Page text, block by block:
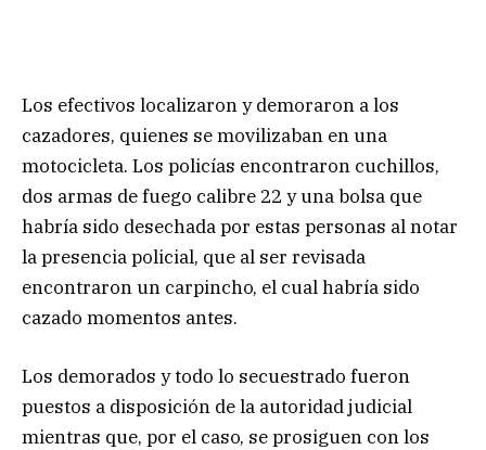
Los efectivos localizaron y demoraron a los
cazadores, quienes se movilizaban en una
motocicleta. Los policías encontraron cuchillos,
dos armas de fuego calibre 22 y una bolsa que
habría sido desechada por estas personas al notar
la presencia policial, que al ser revisada
encontraron un carpincho, el cual habría sido
cazado momentos antes.
Los demorados y todo lo secuestrado fueron
puestos a disposición de la autoridad judicial
mientras que, por el caso, se prosiguen con los